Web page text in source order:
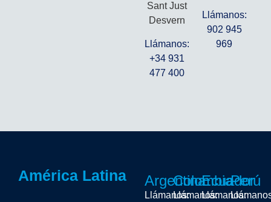
Sant Just
Desvern
Llámanos:
+34 931
477 400
Llámanos:
902 945
969
América Latina Argentina
Llámanos:
Colombia
Llámanos:
Ecuador
Llámanos:
Perú